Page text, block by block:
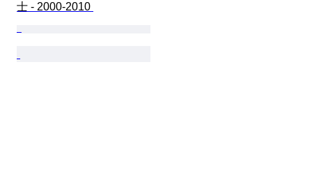
士 - 2000-2010